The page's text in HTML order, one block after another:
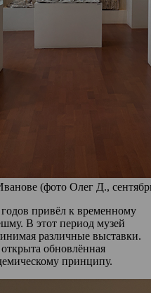
(фото Олег Д.,
привёл к временному
В этот период музей
различные выставки.
обновлённая
принципу.